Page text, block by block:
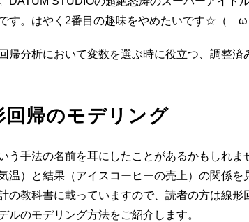
す。はやく2番目の趣味をやめたいです☆（ゝ
帰分析において変数を選ぶ時に役立つ、調整
回帰のモデリング
う手法の名前を耳にしたことがあるかもしれ
温）と結果（アイスコーヒーの売上）の関係
の教科書に載っていますので、読者の方は線
ルのモデリング方法をご紹介します。